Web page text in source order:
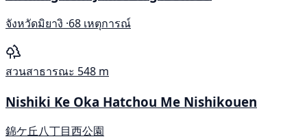
จังหวัดมิยางิ ·68 เหตุการณ์
สวนสาธารณะ 548 m
Nishiki Ke Oka Hatchou Me Nishikouen
錦ケ丘八丁目西公園